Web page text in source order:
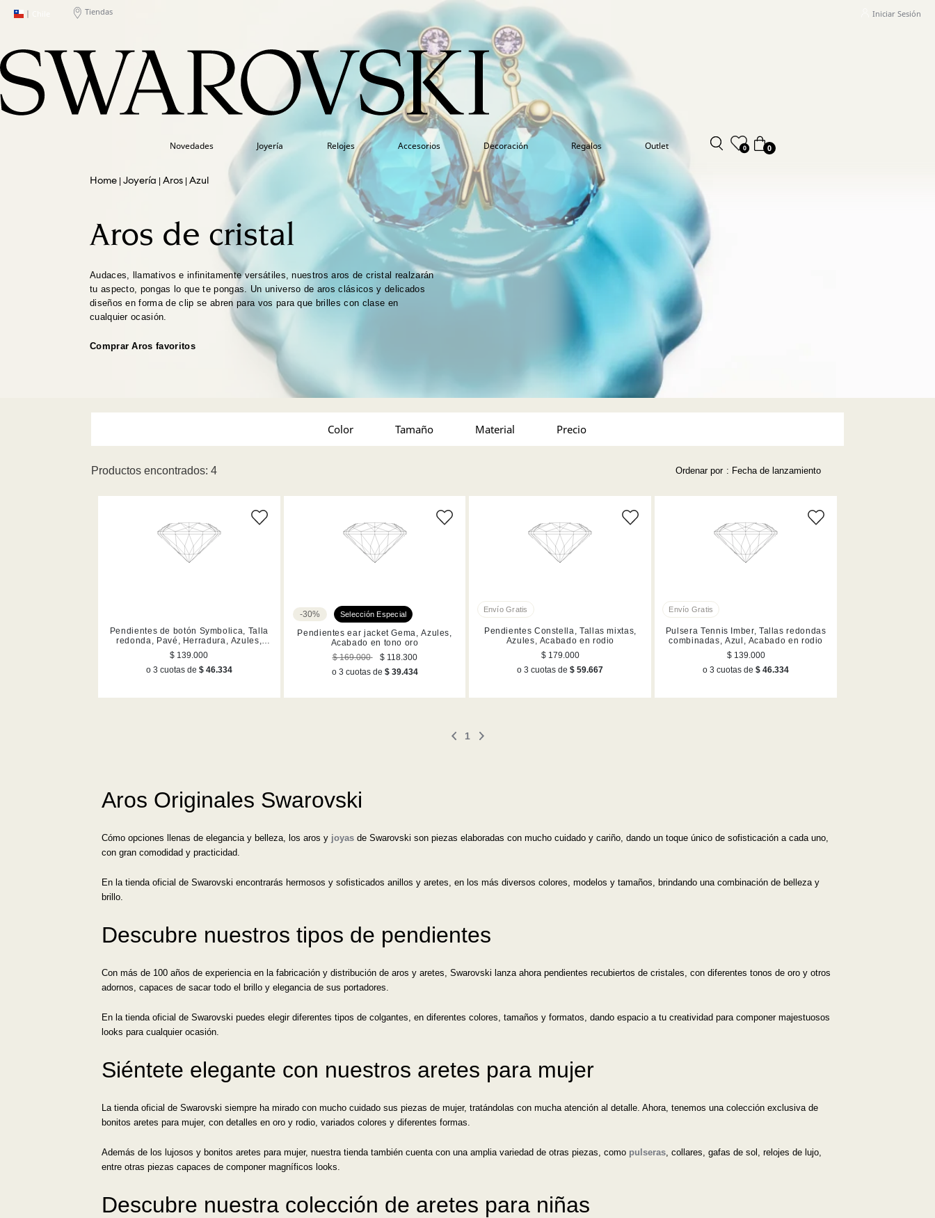
| Tiendas Iniciar Sesión
Novedades Joyería Relojes Accesorios Decoración Regalos Outlet 0 0
Joyería Aros Azul
Aros de cristal
Audaces, llamativos e infinitamente versátiles, nuestros aros de cristal realzarán
tu aspecto, pongas lo que te pongas. Un universo de aros clásicos y delicados
diseños en forma de clip se abren para vos para que brilles con clase en
cualquier ocasión.
Comprar Aros favoritos
Color Tamaño Material
50,000 - 150,000 (3) 150,000 - 250,000 (1)
Productos encontrados: 4 Ordenar por : Fecha de lanzamiento
Precio más alto
Los más vendidos
Fecha de lanzamiento
Mejor descuento
Pendientes de botón Symbolica, Talla
redonda, Pavé, Herradura, Azules,
Acabado en rodio
$ 139.000
o 3 cuotas de $ 46.334
-30%
Pendientes ear jacket Gema, Azules,
Acabado en tono oro
$ 169.000
$ 118.300
o 3 cuotas de $ 39.434
Pendientes Constella, Tallas mixtas,
Azules, Acabado en rodio
$ 179.000
o 3 cuotas de$ 59.667
Pulsera Tennis Imber, Tallas redondas
combinadas, Azul, Acabado en rodio
$ 139.000
o 3 cuotas de$ 46.334
1
Aros Originales Swarovski
Cómo opciones llenas de elegancia y belleza, los aros y joyasde Swarovski son piezas elaboradas con mucho cuidado y cariño, dando un toque único de sofisticación a cada uno,
con gran comodidad y practicidad.
En la tienda oficial de Swarovski encontrarás hermosos y sofisticados anillos y aretes, en los más diversos colores, modelos y tamaños, brindando una combinación de belleza y
brillo.
Descubre nuestros tipos de pendientes
Con más de 100 años de experiencia en la fabricación y distribución de aros y aretes, Swarovski lanza ahora pendientes recubiertos de cristales, con diferentes tonos de oro y otros
adornos, capaces de sacar todo el brillo y elegancia de sus portadores.
En la tienda oficial de Swarovski puedes elegir diferentes tipos de colgantes, en diferentes colores, tamaños y formatos, dando espacio a tu creatividad para componer majestuosos
looks para cualquier ocasión.
Siéntete elegante con nuestros aretes para mujer
La tienda oficial de Swarovski siempre ha mirado con mucho cuidado sus piezas de mujer, tratándolas con mucha atención al detalle. Ahora, tenemos una colección exclusiva de
bonitos aretes para mujer, con detalles en oro y rodio, variados colores y diferentes formas.
Además de los lujosos y bonitos aretes para mujer, nuestra tienda también cuenta con una amplia variedad de otras piezas, como pulseras, collares, gafas de sol, relojes de lujo,
entre otras piezas capaces de componer magníficos looks.
Descubre nuestra colección de aretes para niñas